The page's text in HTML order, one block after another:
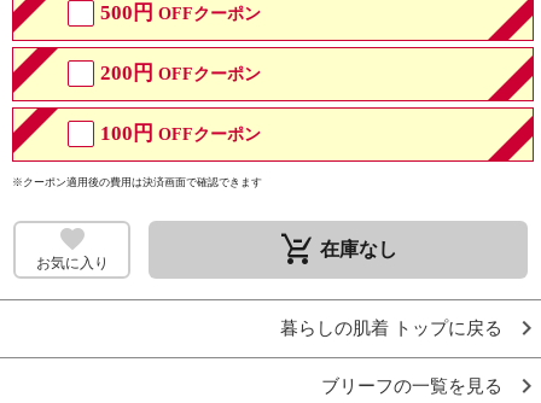
500円 OFFクーポン
200円 OFFクーポン
100円 OFFクーポン
※クーポン適用後の費用は決済画面で確認できます
お気に入り remove_shopping_cart 在庫なし
暮らしの肌着 トップに戻る
ブリーフの一覧を見る